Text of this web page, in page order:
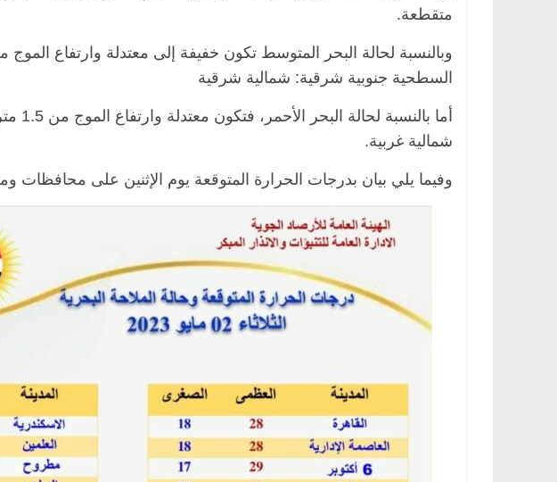
متقطعة.
السطحية جنوبية شرقية: شمالية شرقية
أما
شمالية غربية.
وفيما يلي بيان بدرجات الحرارة المتوقعة يوم الإثنين على محافظات